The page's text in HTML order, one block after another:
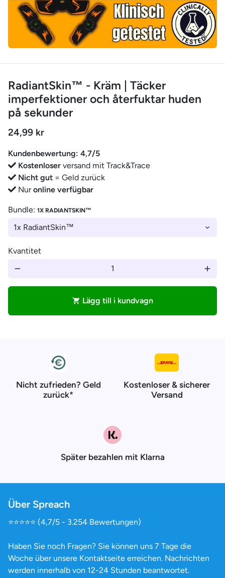
RadiantSkin™ - Kräm | Täcker
imperfektioner och återfuktar huden
på sekunder
24,99 kr
Kundenbewertung: 4,7/5
Kostenloser versand mit Track&Trace
Nicht gut = Geld zurück
Nuronline verfügbar
Bundle: 1X RADIANTSKIN™
Kvantitet
remove add
shopping_cart Lägg till i kundvagn
Nicht zufrieden? Geld
zurück*
Kostenloser & sicherer
Versand
Später bezahlen mit Klarna
Über Spreach
⭐️⭐️⭐️⭐️⭐️ (4,7/5 - 3.254 Bewertungen)
Haben Sie noch Fragen? Sie können uns 7 Tage die
Woche über unsere Kontaktseite erreichen. Nachrichten
werden innerhalb von 12-24 Stunden beantwortet.